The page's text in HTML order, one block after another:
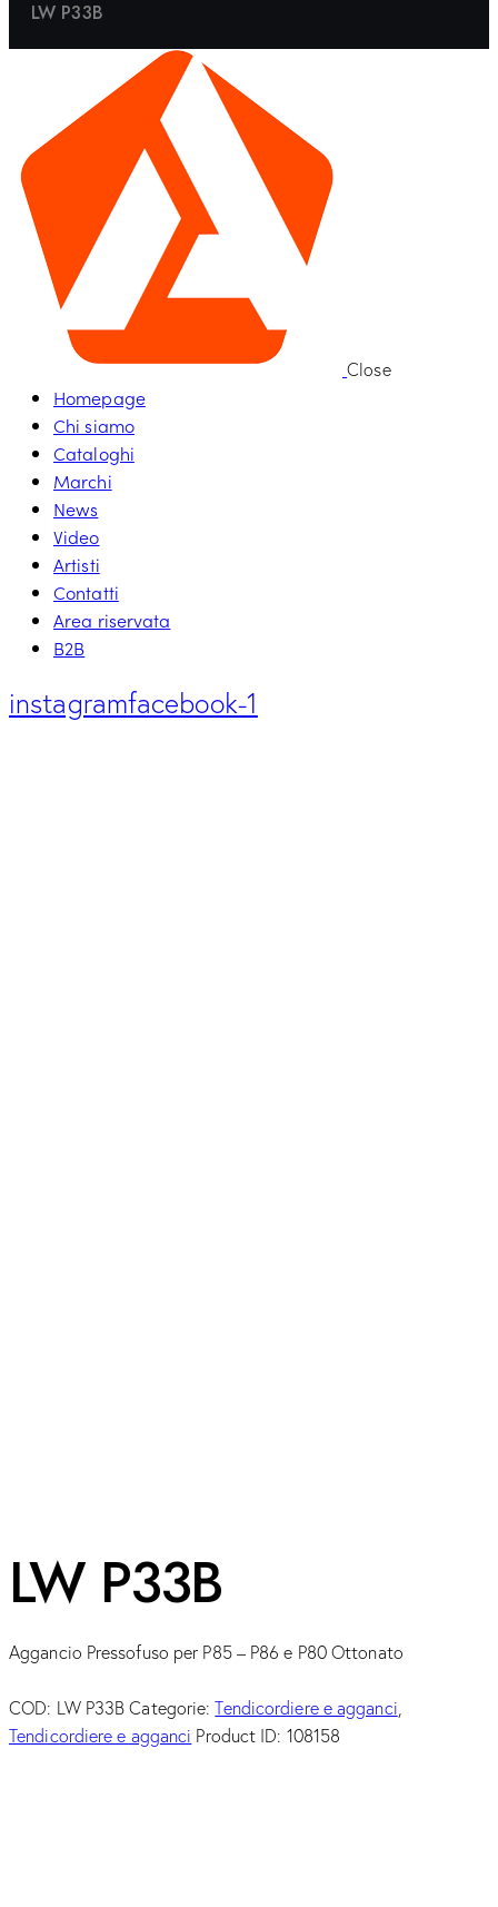
LW P33B
Close
Homepage
Chi siamo
Cataloghi
Marchi
News
Video
Artisti
Contatti
Area riservata
B2B
instagramfacebook-1
LW P33B
Aggancio Pressofuso per P85 – P86 e P80 Ottonato
COD: LW P33B Categorie:Tendicordiere e agganci,
Tendicordiere e agganci Product ID: 108158